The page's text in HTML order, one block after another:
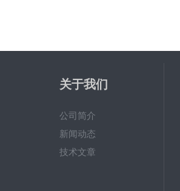
关于我们
公司简介
新闻动态
技术文章